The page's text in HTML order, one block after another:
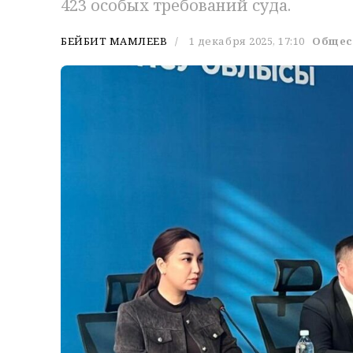
423 особых требований суда.
БЕЙБИТ МАМЛЕЕВ 1 декабря 2025, 17:10